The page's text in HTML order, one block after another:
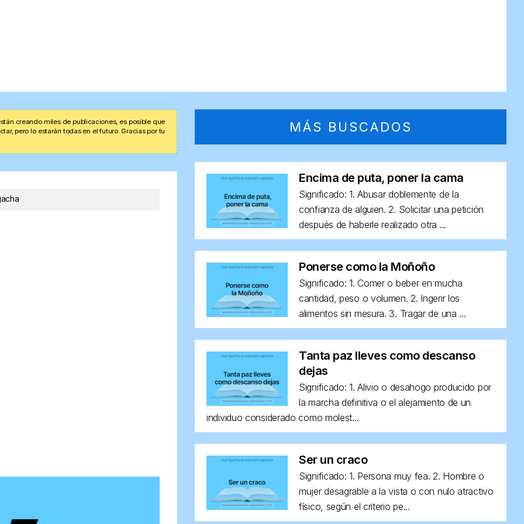
creando miles de publicaciones, es posible que
pero lo estarán todas en el futuro. Gracias por tu
MÁS BUSCADOS
Encima de puta, poner la cama
Significado: 1. Abusar doblemente de la
confianza de alguien. 2. Solicitar una petición
después de haberle realizado otra ...
Ponerse como la Moñoño
Significado: 1. Comer o beber en mucha
cantidad, peso o volumen. 2. Ingerir los
alimentos sin mesura. 3. Tragar de una ...
Tanta paz lleves como descanso
dejas
Significado: 1. Alivio o desahogo producido por
la marcha definitiva o el alejamiento de un
individuo considerado como molest...
Ser un craco
Significado: 1. Persona muy fea. 2. Hombre o
mujer desagrable a la vista o con nulo atractivo
físico, según el criterio pe...